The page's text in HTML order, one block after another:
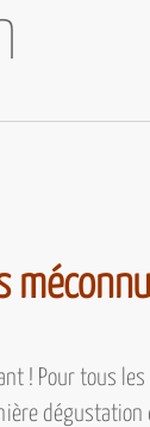
! Pour tous
dégustation